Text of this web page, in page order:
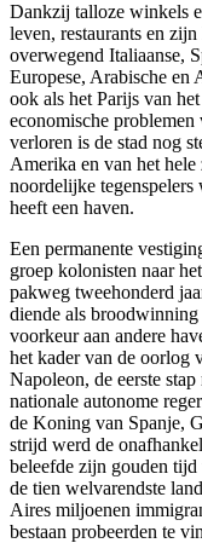
Dankzij talloze winkels
leven, restaurants en
overwegend Italiaanse,
Europese, Arabische en
ook als het Parijs van
economische
verloren is de stad nog
Amerika en van het
noordelijke
heeft een haven.
Een permanente
groep kolonisten naar
pakweg tweehonderd
diende als broodwinning
voorkeur aan andere
het kader van de oorlog
Napoleon, de eerste
nationale autonome
de Koning van Spanje,
strijd werd de
beleefde zijn gouden
de tien welvarendste
Aires miljoenen
bestaan probeerden te